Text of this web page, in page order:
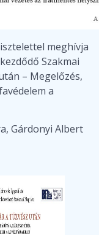
meghívja
Szakmai
– Megelőzés,
a
Gárdonyi Albert